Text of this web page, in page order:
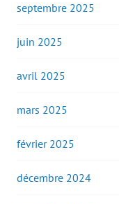
septembre 2025
juin 2025
avril 2025
mars 2025
février 2025
décembre 2024